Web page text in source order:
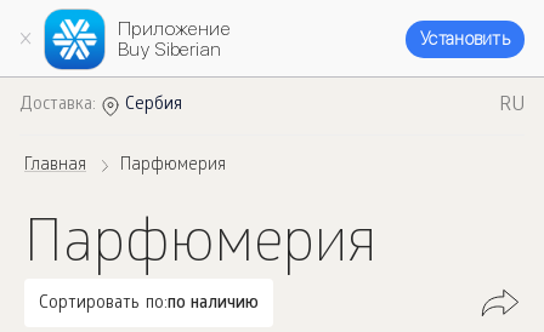
Приложение
Buy Siberian
Установить
Доставка: Сербия RU
Главная Парфюмерия
Парфюмерия
Сортировать по:по наличию